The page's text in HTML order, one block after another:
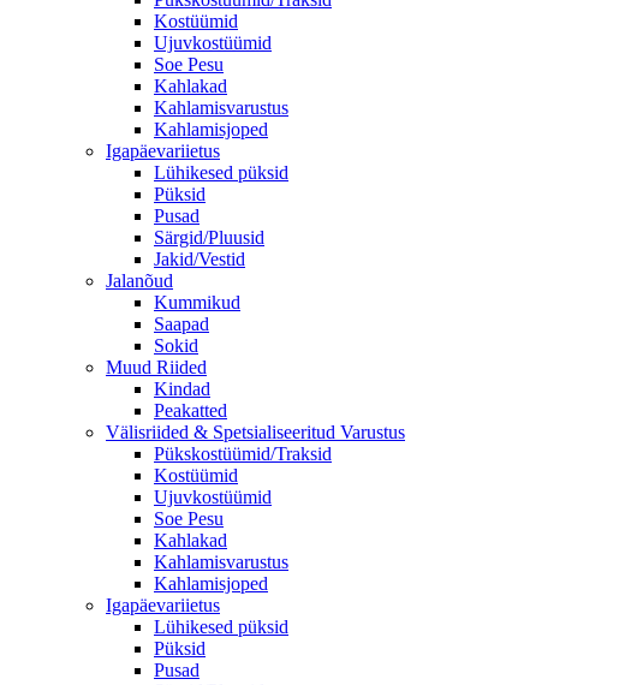
Kostüümid
Ujuvkostüümid
Soe Pesu
Kahlakad
Kahlamisvarustus
Kahlamisjoped
Igapäevariietus
Lühikesed püksid
Püksid
Pusad
Särgid/Pluusid
Jakid/Vestid
Jalanõud
Kummikud
Saapad
Sokid
Muud Riided
Kindad
Peakatted
Välisriided & Spetsialiseeritud Varustus
Pükskostüümid/Traksid
Kostüümid
Ujuvkostüümid
Soe Pesu
Kahlakad
Kahlamisvarustus
Kahlamisjoped
Igapäevariietus
Lühikesed püksid
Püksid
Pusad